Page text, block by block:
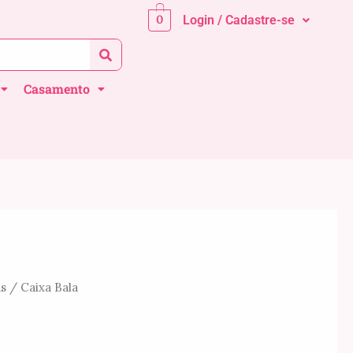
Casamento
0 Login / Cadastre-se
/ Caixa Bala